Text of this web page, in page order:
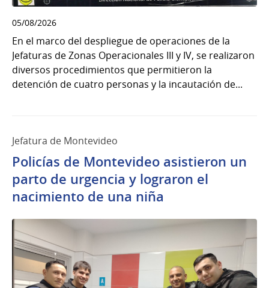
05/08/2026
En el marco del despliegue de operaciones de la
Jefaturas de Zonas Operacionales III y IV, se realizaron
diversos procedimientos que permitieron la
detención de cuatro personas y la incautación de...
Jefatura de Montevideo
Policías de Montevideo asistieron un
parto de urgencia y lograron el
nacimiento de una niña